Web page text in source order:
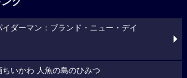
ダーマン：ブランド・ニュー・デイ
いかわ 人魚の島のひみつ